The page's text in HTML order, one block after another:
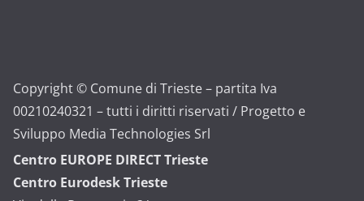
Copyright © Comune di Trieste – partita Iva
00210240321 – tutti i diritti riservati / Progetto e
Sviluppo Media Technologies Srl
Centro EUROPE DIRECT Trieste
Centro Eurodesk Trieste